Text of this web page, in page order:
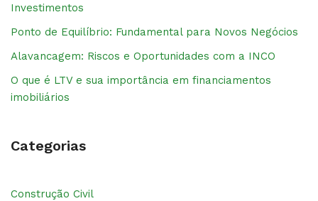
Investimentos
Ponto de Equilíbrio: Fundamental para Novos Negócios
Alavancagem: Riscos e Oportunidades com a INCO
O que é LTV e sua importância em financiamentos
imobiliários
Categorias
Construção Civil